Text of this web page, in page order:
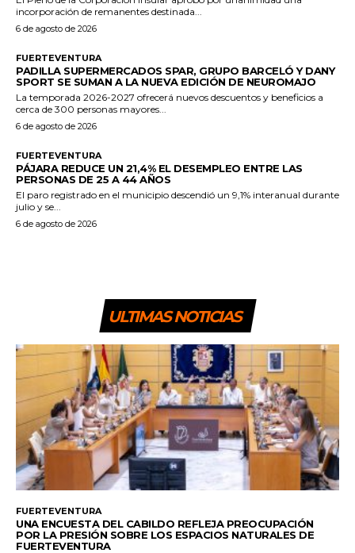
incorporación de remanentes destinada...
6 de agosto de 2026
FUERTEVENTURA
PADILLA SUPERMERCADOS SPAR, GRUPO BARCELÓ Y DANY
SPORT SE SUMAN A LA NUEVA EDICIÓN DE NEUROMAJO
La temporada 2026-2027 ofrecerá nuevos descuentos y beneficios a
cerca de 300 personas mayores...
6 de agosto de 2026
FUERTEVENTURA
PÁJARA REDUCE UN 21,4% EL DESEMPLEO ENTRE LAS
PERSONAS DE 25 A 44 AÑOS
El paro registrado en el municipio descendió un 9,1% interanual durante
julio y se...
6 de agosto de 2026
ULTIMAS NOTICIAS
FUERTEVENTURA
UNA ENCUESTA DEL CABILDO REFLEJA PREOCUPACIÓN
POR LA PRESIÓN SOBRE LOS ESPACIOS NATURALES DE
FUERTEVENTURA